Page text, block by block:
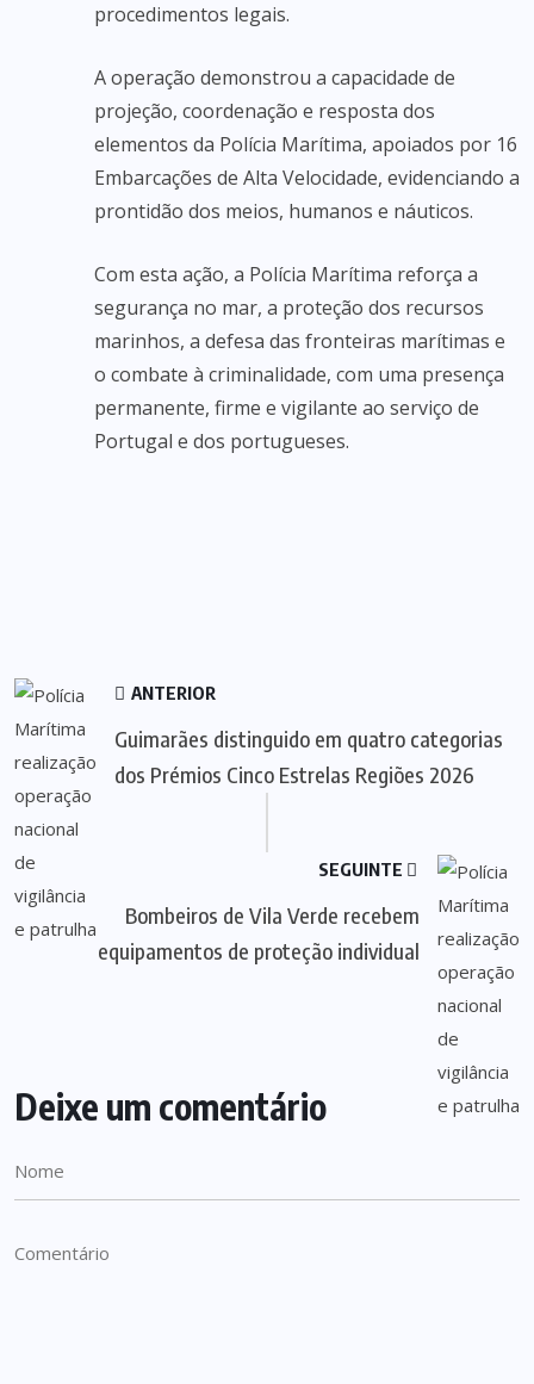
procedimentos legais.
A operação demonstrou a capacidade de
projeção, coordenação e resposta dos
elementos da Polícia Marítima, apoiados por 16
Embarcações de Alta Velocidade, evidenciando a
prontidão dos meios, humanos e náuticos.
Com esta ação, a Polícia Marítima reforça a
segurança no mar, a proteção dos recursos
marinhos, a defesa das fronteiras marítimas e
o combate à criminalidade, com uma presença
permanente, firme e vigilante ao serviço de
Portugal e dos portugueses.
ANTERIOR
Guimarães distinguido em quatro categorias
dos Prémios Cinco Estrelas Regiões 2026
SEGUINTE
Bombeiros de Vila Verde recebem
equipamentos de proteção individual
Deixe um comentário